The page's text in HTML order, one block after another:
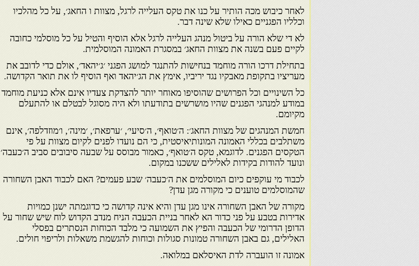
לאחר כיבוש מכה הותיר על כנו את טקס העלייה לרגל, מצוות ו החאג׳, על כל מהלכיו
וכלליו הפגניים כאילו שלא שינה דבר.
לא די שלא הורה על ביטול מנהג העלייה לרגל אלא הוסיף והטיל על כל מוסלמי כחובה
לקיים פעם בשנה את מצוות החאג׳ במסגרת האמונה המוסלמית.
בתחילת דרכו הורה מוחמד בנחישות להתנגד למושג הפגני ׳ג׳יהאד׳, אולם כדי לדובב את
מעריציו בתקופת מאבקיו נגד יריביו, אימץ את הג׳יהאד ואף הוסיף לו את תואר הקדושה.
כל השינויים וכל הפרושים שהוסיפו מאוחר יותר להצדקת צעדיו אינם אלא כניעת מוחמד
במודע למנהגי הפגנים שהיו מושרשים בתודעתו ולא היה מסוגל לבטלם או להתעלם
מקיומם.
חמשת המנהגים של מצוות החאג׳: ה׳טואף׳, ה׳סיעי׳, ׳ערפאת׳, ׳מינה׳, ו׳מוזדלפה׳, אינם
משתלבים בכללי האמונה המונותיאיסטית, כי הם נועדו לפנים לקיום מצוות על פי
הטקסים הפגנים. לדוגמא, טקס ה׳טואף׳, כאמור מבוסס על שבעה סיבובים סביב ה׳כעבה׳
ונועד להודות בקידות לאלילים ששכנו במקום.
לכבוד מי עוקפים כיום המוסלמים את ה׳כעבה׳ שבע פעמים? האם לכבוד האבן השחורה
שהמוסלמים טוענים כי מקורה מגן עדן?
מקורה של האבן השחורה אינו מגן עדן והיא אינה קדושה כי כדוגמתה ישנן כמויות
אדירות בטבע על פני כדור הא לאחר בניית הכעבה הניח מנדב הקדוש לוח שיש שחור על
הדופן הדרומי של הכעבה והפיץ את השמועה כי מלבד הכוחות הנסתרים בפסלי
האלילים, גם באבן השחורה טמונות סגולות וכוחות להגשמת משאלות ולריפוי חולים.
אמונה זו הועברה לדת האיסלאם במלואה.